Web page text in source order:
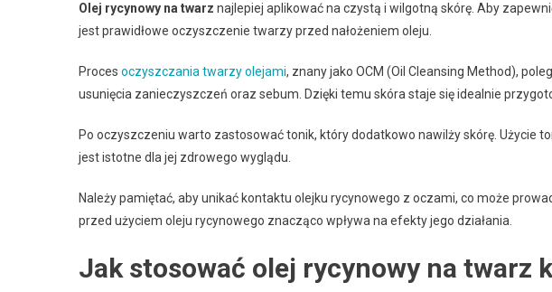
Olej rycynowy na twarz najlepiej aplikować na czystą i wilgotną skórę. Aby
jest prawidłowe oczyszczenie twarzy przed nałożeniem oleju.
Proces oczyszczania twarzy olejami, znany jako OCM (Oil Cleansing Method),
usunięcia zanieczyszczeń oraz sebum. Dzięki temu skóra staje się idealnie
Po oczyszczeniu warto zastosować tonik, który dodatkowo nawilży skórę. Użycie
jest istotne dla jej zdrowego wyglądu.
Należy pamiętać, aby unikać kontaktu olejku rycynowego z oczami, co może
przed użyciem oleju rycynowego znacząco wpływa na efekty jego działania.
Jak stosować olej rycynowy na twarz